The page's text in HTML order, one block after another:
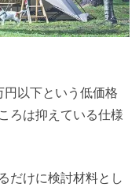
以下という低価格
ろは抑えている仕様
だけに検討材料とし